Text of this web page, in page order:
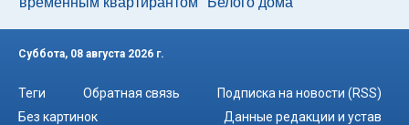
Суббота, 08 августа 2026 г.
Теги Обратная связь
Подписка на новости (RSS)
Без картинок
Данные редакции и устав